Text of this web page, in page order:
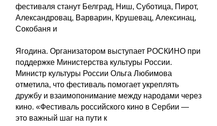
фестиваля станут Белград, Ниш, Суботица, Пирот,
Александровац, Варварин, Крушевац, Алексинац,
Сокобаня и
Ягодина. Организатором выступает РОСКИНО при
поддержке Министерства культуры России.
Министр культуры России Ольга Любимова
отметила, что фестиваль помогает укреплять
дружбу и взаимопонимание между народами через
кино. «Фестиваль российского кино в Сербии —
это важный шаг на пути к